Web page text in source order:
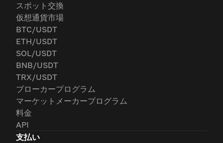
スポット交換
仮想通貨市場
BTC/USDT
ETH/USDT
SOL/USDT
BNB/USDT
TRX/USDT
ブローカープログラム
マーケットメーカープログラム
料金
API
支払い